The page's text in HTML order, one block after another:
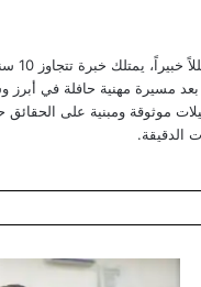
يعتبر
مسيرة مهنية حافلة في أبرز
الدقيقة.